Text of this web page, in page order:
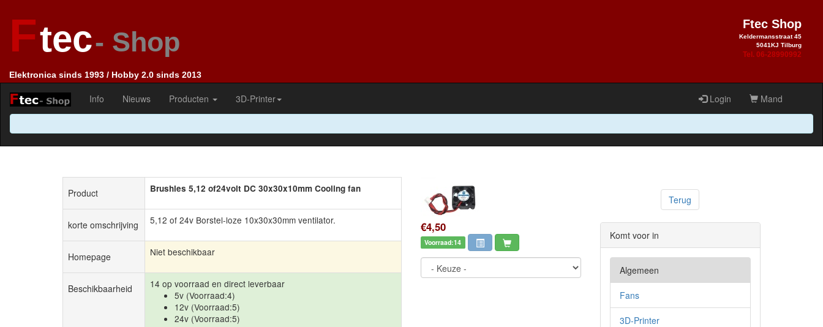
Ftec- Shop
Elektronica sinds 1993 / Hobby 2.0 sinds 2013
Ftec Shop
Keldermansstraat 45
5041KJ Tilburg
Tel. 06-28990992
Info Nieuws Producten 3D-Printer Login Mand
Product Brushles 5,12 of24volt DC 30x30x10mm Cooling fan
korte omschrijving 5,12 of 24v Borstel-loze 10x30x30mm ventilator.
Homepage Niet beschikbaar
Beschikbaarheid
14 op voorraad en direct leverbaar
5v (Voorraad:4)
12v (Voorraad:5)
24v (Voorraad:5)
€4,50
Voorraad:14
Terug
Komt voor in
Algemeen
Fans
3D-Printer